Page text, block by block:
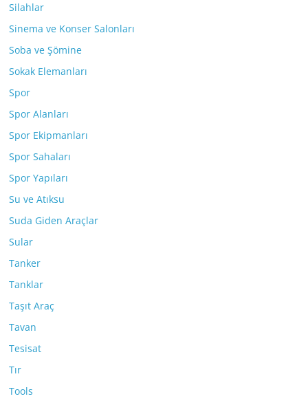
Silahlar
Sinema ve Konser Salonları
Soba ve Şömine
Sokak Elemanları
Spor
Spor Alanları
Spor Ekipmanları
Spor Sahaları
Spor Yapıları
Su ve Atıksu
Suda Giden Araçlar
Sular
Tanker
Tanklar
Taşıt Araç
Tavan
Tesisat
Tır
Tools